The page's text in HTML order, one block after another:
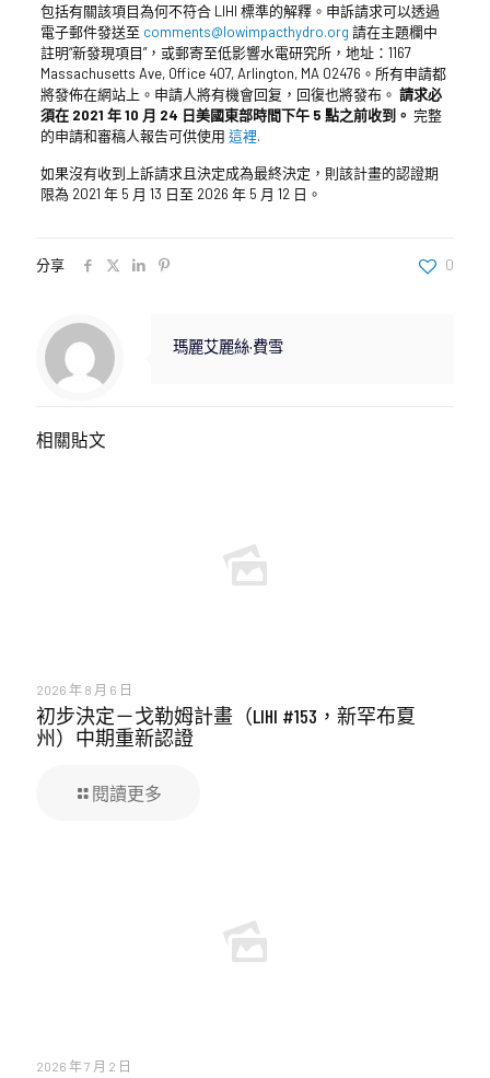
包括有關該項目為何不符合 LIHI 標準的解釋。申訴請求可以透過
電子郵件發送至 comments@lowimpacthydro.org 請在主題欄中
註明“新發現項目”，或郵寄至低影響水電研究所，地址：1167
Massachusetts Ave, Office 407, Arlington, MA 02476。所有申請都
將發佈在網站上。申請人將有機會回复，回復也將發布。 請求必
須在 2021 年 10 月 24 日美國東部時間下午 5 點之前收到。 完整
的申請和審稿人報告可供使用 這裡.
如果沒有收到上訴請求且決定成為最終決定，則該計畫的認證期
限為 2021 年 5 月 13 日至 2026 年 5 月 12 日。
分享 0
瑪麗艾麗絲·費雪
相關貼文
2026 年 8 月 6 日
初步決定－戈勒姆計畫（LIHI #153，新罕布夏
州）中期重新認證
閱讀更多
2026 年 7 月 2 日